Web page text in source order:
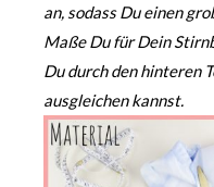
an, sodass Du einen
Maße Du für Dein
Du durch den hinteren
ausgleichen kannst.